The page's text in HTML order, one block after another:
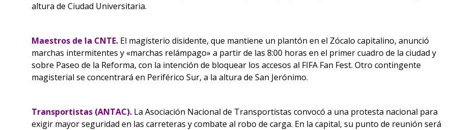
altura de Ciudad Universitaria.
Maestros de la CNTE. El magisterio disidente, que mantiene un plantón en el Zócalo capitalino, anunció
marchas intermitentes y «marchas relámpago» a partir de las 8:00 horas en el primer cuadro de la ciudad y
sobre Paseo de la Reforma, con la intención de bloquear los accesos al FIFA Fan Fest. Otro contingente
magisterial se concentrará en Periférico Sur, a la altura de San Jerónimo.
Transportistas (ANTAC). La Asociación Nacional de Transportistas convocó a una protesta nacional para
exigir mayor seguridad en las carreteras y combate al robo de carga. En la capital, su punto de reunión será